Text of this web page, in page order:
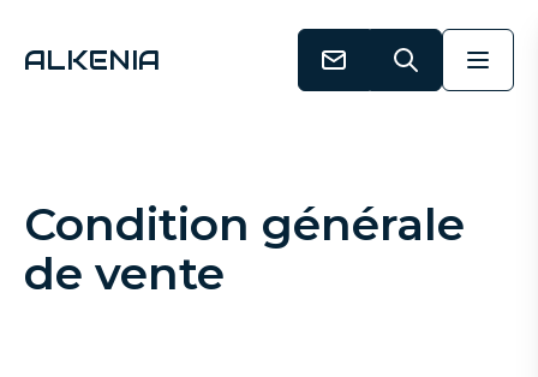
ALKENIA Menu
Nous contacter
Rechercher
Condition générale
de vente